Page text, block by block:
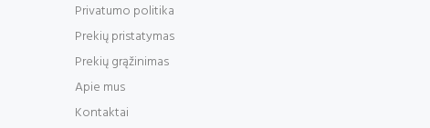
Privatumo politika
Prekių pristatymas
Prekių grąžinimas
Apie mus
Kontaktai